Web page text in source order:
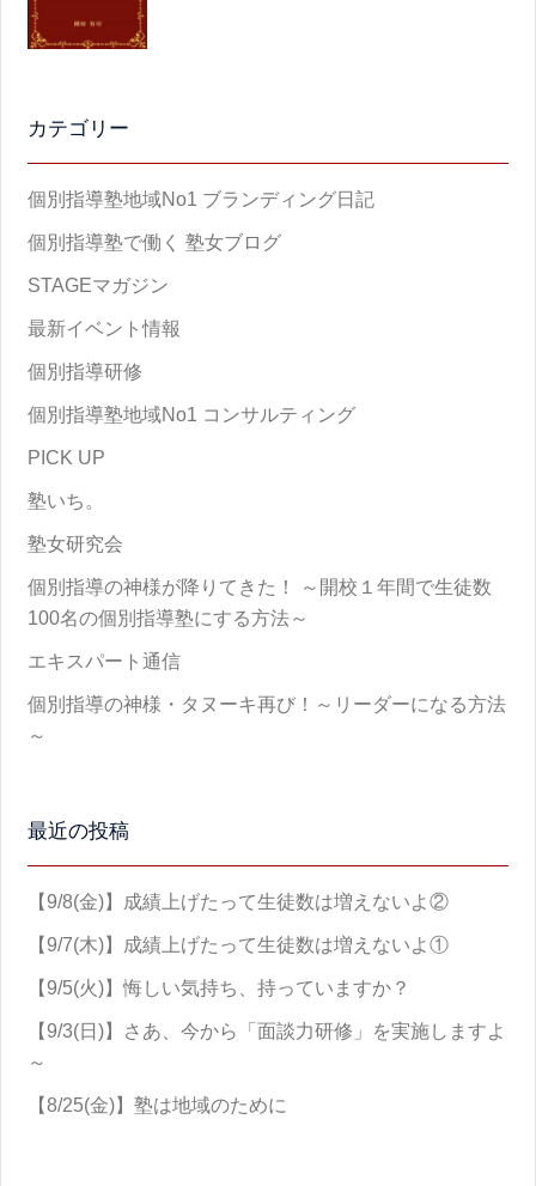
カテゴリー
個別指導塾地域No1 ブランディング日記
個別指導塾で働く 塾女ブログ
STAGEマガジン
最新イベント情報
個別指導研修
個別指導塾地域No1 コンサルティング
PICK UP
塾いち。
塾女研究会
個別指導の神様が降りてきた！ ～開校１年間で生徒数
100名の個別指導塾にする方法～
エキスパート通信
個別指導の神様・タヌーキ再び！～リーダーになる方法
～
最近の投稿
【9/8(金)】成績上げたって生徒数は増えないよ②
【9/7(木)】成績上げたって生徒数は増えないよ①
【9/5(火)】悔しい気持ち、持っていますか？
【9/3(日)】さあ、今から「面談力研修」を実施しますよ
～
【8/25(金)】塾は地域のために